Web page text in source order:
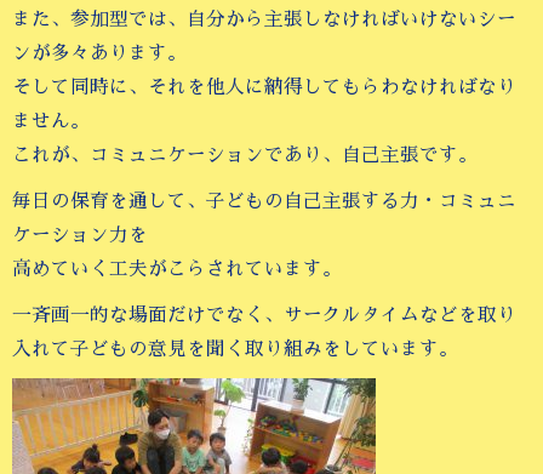
また、参加型では、自分から主張しなければいけないシー
ンが多々あります。
そして同時に、それを他人に納得してもらわなければなり
ません。
これが、コミュニケーションであり、自己主張です。
毎日の保育を通して、子どもの自己主張する力・コミュニ
ケーション力を
高めていく工夫がこらされています。
一斉画一的な場面だけでなく、サークルタイムなどを取り
入れて子どもの意見を聞く取り組みをしています。